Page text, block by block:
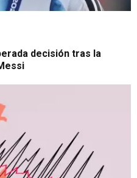
decisión tras la